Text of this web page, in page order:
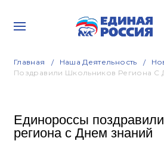
Главная Наша Деятельность
Поздравили Школьников Региона С
Единороссы
региона с Днем знаний